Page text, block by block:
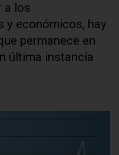
a los
económicos, hay
permanece en
última instancia